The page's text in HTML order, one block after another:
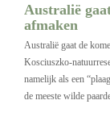
Australië
afmaken
Australië gaat de
Kosciuszko-
namelijk als een
de meeste wilde